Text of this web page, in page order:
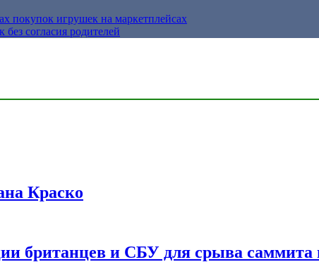
покупок игрушек на маркетплейсах
согласия родителей
Краско
британцев и СБУ для срыва саммита